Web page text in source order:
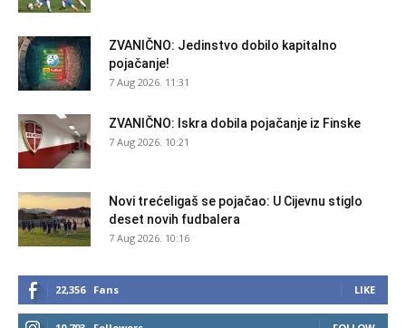
ZVANIČNO: Jedinstvo dobilo kapitalno
pojačanje!
7 Aug 2026. 11:31
ZVANIČNO: Iskra dobila pojačanje iz Finske
7 Aug 2026. 10:21
Novi trećeligaš se pojačao: U Cijevnu stiglo
deset novih fudbalera
7 Aug 2026. 10:16
22,356 Fans LIKE